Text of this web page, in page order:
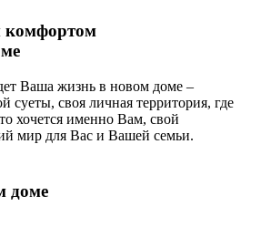
комфортом
Ваша жизнь в новом доме –
суеты, своя личная территория, где
хочется именно Вам, свой
мир для Вас и Вашей семьи.
доме